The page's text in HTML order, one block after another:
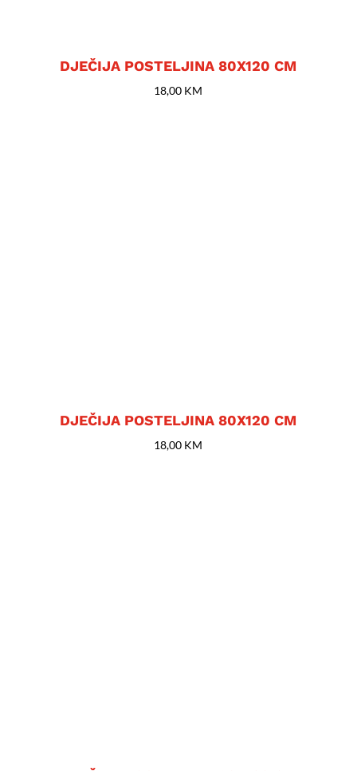
DJEČIJA POSTELJINA 80X120 CM
18,00 KM
DJEČIJA POSTELJINA 80X120 CM
18,00 KM